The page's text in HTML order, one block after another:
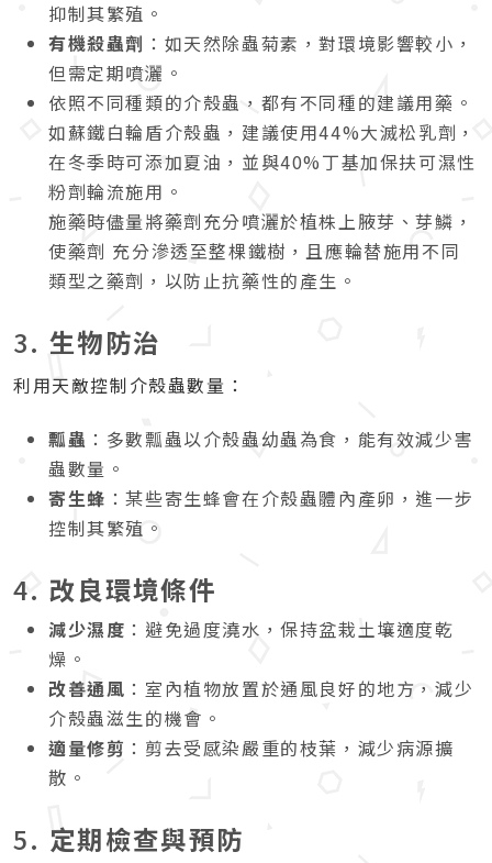
抑制其繁殖。
有機殺蟲劑 ：如天然除蟲菊素，對環境影響較小，
但需定期噴灑。
依照不同種類的介殼蟲，都有不同種的建議用藥。
如蘇鐵白輪盾介殼蟲，建議使用44%大滅松乳劑，
在冬季時可添加夏油，並與40%丁基加保扶可濕性
粉劑輪流施用。
施藥時儘量將藥劑充分噴灑於植株上腋芽、芽鱗，
使藥劑 充分滲透至整棵鐵樹，且應輪替施用不同
類型之藥劑，以防止抗藥性的產生。
3.生物防治
利用天敵控制介殼蟲數量：
瓢蟲 ：多數瓢蟲以介殼蟲幼蟲為食，能有效減少害
蟲數量。
寄生蜂 ：某些寄生蜂會在介殼蟲體內產卵，進一步
控制其繁殖。
4.改良環境條件
減少濕度 ：避免過度澆水，保持盆栽土壤適度乾
燥。
改善通風 ：室內植物放置於通風良好的地方，減少
介殼蟲滋生的機會。
適量修剪 ：剪去受感染嚴重的枝葉，減少病源擴
散。
5. 定期檢查與預防